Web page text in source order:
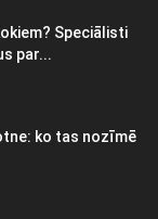
Speciālisti
par...
ko tas nozīmē